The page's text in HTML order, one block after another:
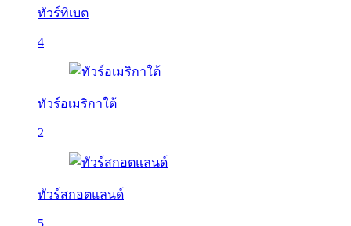
ทัวร์ทิเบต
4
ทัวร์อเมริกาใต้
2
ทัวร์สกอตแลนด์
5